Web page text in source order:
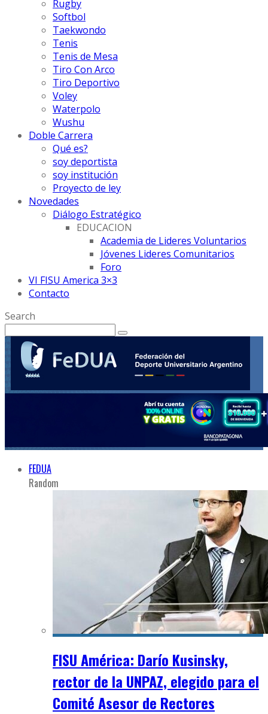
Rugby
Softbol
Taekwondo
Tenis
Tenis de Mesa
Tiro Con Arco
Tiro Deportivo
Voley
Waterpolo
Wushu
Doble Carrera
Qué es?
soy deportista
soy institución
Proyecto de ley
Novedades
Diálogo Estratégico
EDUCACION
Academia de Lideres Voluntarios
Jóvenes Lideres Comunitarios
Foro
VI FISU America 3×3
Contacto
Search
FEDUA
Random
FISU América: Darío Kusinsky,
rector de la UNPAZ, elegido para el
Comité Asesor de Rectores